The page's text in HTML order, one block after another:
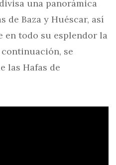
una panorámica
de Baza y Huéscar, así
en todo su esplendor la
se
las Hafas de